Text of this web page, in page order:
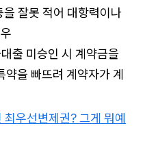
잘못 적어 대항력이나
출 미승인 시 계약금을
을 빠뜨려 계약자가 계
우선변제권? 그게 뭐예